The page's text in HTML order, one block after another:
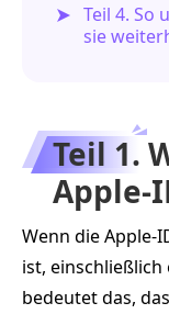
Teil 4. So
sie
Teil 1.
Wenn die
ist,
bedeutet das,